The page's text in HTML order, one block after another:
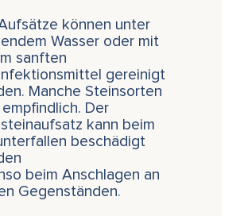
können unter
Wasser oder mit
sanften
gereinigt
Manche Steinsorten
empfindlich. Der
kann beim
beschädigt
beim Anschlagen an
Gegenständen.